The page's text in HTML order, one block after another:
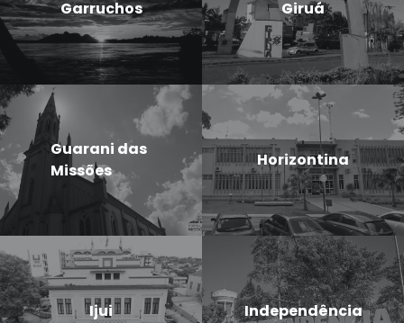
Garruchos Giruá
Guarani das
Missões
Horizontina
Ijui Independência